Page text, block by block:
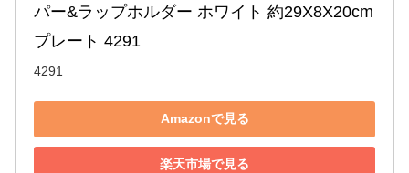
パー&ラップホルダー ホワイト 約29X8X20cm
プレート 4291
4291
Amazonで見る
楽天市場で見る